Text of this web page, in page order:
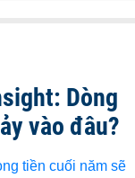
Dòng
vào đâu?